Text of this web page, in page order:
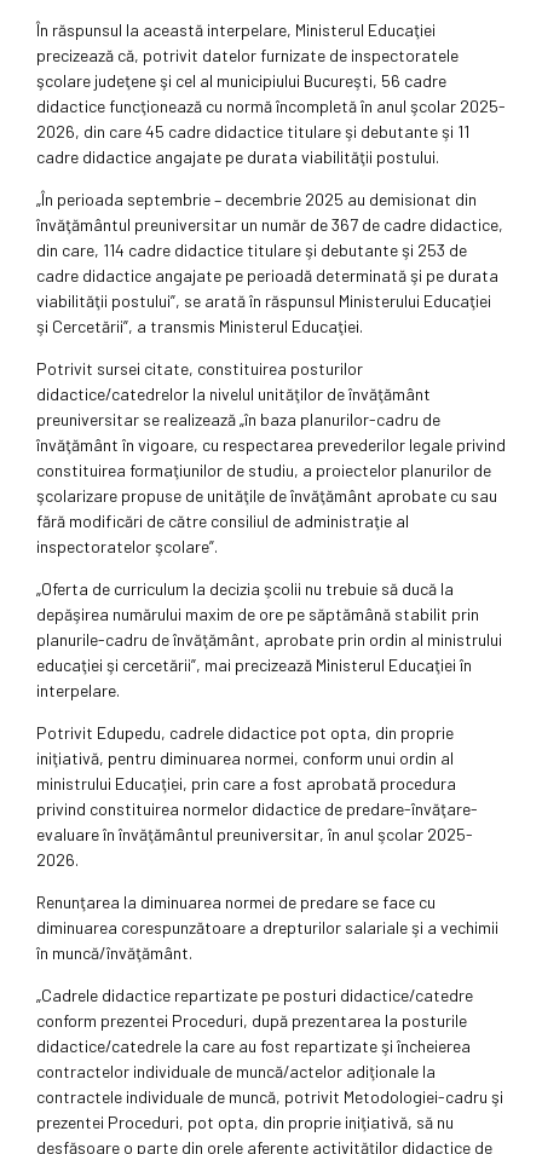
În răspunsul la această interpelare, Ministerul Educaţiei
precizează că, potrivit datelor furnizate de inspectoratele
şcolare judeţene şi cel al municipiului Bucureşti, 56 cadre
didactice funcţionează cu normă încompletă în anul şcolar 2025-
2026, din care 45 cadre didactice titulare şi debutante şi 11
cadre didactice angajate pe durata viabilităţii postului.
„În perioada septembrie – decembrie 2025 au demisionat din
învăţământul preuniversitar un număr de 367 de cadre didactice,
din care, 114 cadre didactice titulare şi debutante şi 253 de
cadre didactice angajate pe perioadă determinată şi pe durata
viabilităţii postului”, se arată în răspunsul Ministerului Educaţiei
şi Cercetării”, a transmis Ministerul Educaţiei.
Potrivit sursei citate, constituirea posturilor
didactice/catedrelor la nivelul unităţilor de învăţământ
preuniversitar se realizează „în baza planurilor-cadru de
învăţământ în vigoare, cu respectarea prevederilor legale privind
constituirea formaţiunilor de studiu, a proiectelor planurilor de
şcolarizare propuse de unităţile de învăţământ aprobate cu sau
fără modificări de către consiliul de administraţie al
inspectoratelor şcolare”.
„Oferta de curriculum la decizia şcolii nu trebuie să ducă la
depăşirea numărului maxim de ore pe săptămână stabilit prin
planurile-cadru de învăţământ, aprobate prin ordin al ministrului
educaţiei şi cercetării”, mai precizează Ministerul Educaţiei în
interpelare.
Potrivit Edupedu, cadrele didactice pot opta, din proprie
iniţiativă, pentru diminuarea normei, conform unui ordin al
ministrului Educaţiei, prin care a fost aprobată procedura
privind constituirea normelor didactice de predare-învăţare-
evaluare în învăţământul preuniversitar, în anul şcolar 2025-
2026.
Renunţarea la diminuarea normei de predare se face cu
diminuarea corespunzătoare a drepturilor salariale şi a vechimii
în muncă/învăţământ.
„Cadrele didactice repartizate pe posturi didactice/catedre
conform prezentei Proceduri, după prezentarea la posturile
didactice/catedrele la care au fost repartizate şi încheierea
contractelor individuale de muncă/actelor adiţionale la
contractele individuale de muncă, potrivit Metodologiei-cadru şi
prezentei Proceduri, pot opta, din proprie iniţiativă, să nu
desfăşoare o parte din orele aferente activităţilor didactice de